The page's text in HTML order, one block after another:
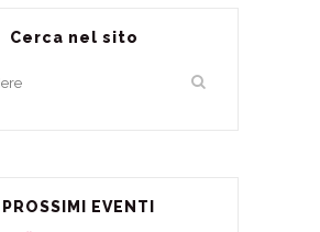
Cerca nel sito
I PROSSIMI EVENTI